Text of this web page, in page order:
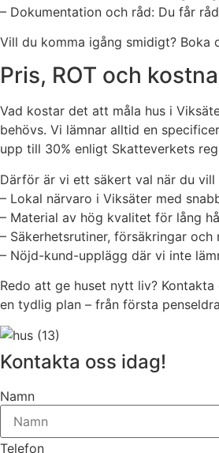
– Dokumentation och råd: Du får
Vill du komma igång smidigt? Boka
Pris, ROT och
Vad kostar det att måla hus i
behövs. Vi lämnar alltid en
upp till 30% enligt Skatteverkets
Därför är vi ett säkert val när du vill
– Lokal närvaro i Viksäter med
– Material av hög kvalitet för lång
– Säkerhetsrutiner, försäkringar
– Nöjd-kund-upplägg där vi inte
Redo att ge huset nytt liv?
en tydlig plan – från första
Kontakta oss idag!
Namn
Telefon